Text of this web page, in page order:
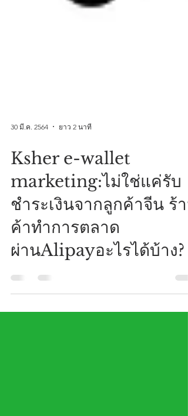
30 มี.ค. 2564 ยาว 2 นาที
Ksher e-wallet
marketing:ไม่ใช่แค่รับ
ชำระเงินจากลูกค้าจีน ร้าน
ค้าทำการตลาด
ผ่านAlipayอะไรได้บ้าง?